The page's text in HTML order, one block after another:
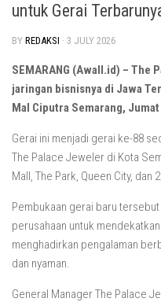
untuk Gerai
BY REDAKSI · 3 JULY 2026
SEMARANG (Awall.id) –
jaringan bisnisnya di Jawa
Mal Ciputra Semarang,
Gerai ini menjadi gerai ke-88
The Palace Jeweler di Kota
Mall, The Park, Queen City,
Pembukaan gerai baru
perusahaan untuk
menghadirkan pengalaman
dan nyaman.
General Manager The Palace